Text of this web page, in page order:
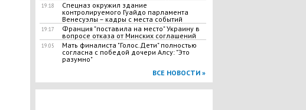
19:18
Спецназ окружил здание
контролируемого Гуайдо парламента
Венесуэлы – кадры с места событий
19:17
​Франция "поставила на место" Украину в
вопросе отказа от Минских соглашений
19:05
Мать финалиста "Голос.Дети" полностью
согласна с победой дочери Алсу: "Это
разумно"
ВСЕ НОВОСТИ »